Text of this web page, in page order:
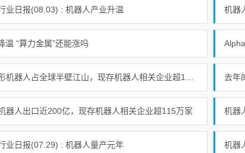
业日报(08.03) : 机器人产业升温 机器
温 “算力金属”还能涨吗
去年
器人出口近200亿，现存机器人相关企业超115万家 机器
业日报(07.29) : 机器人量产元年 机器